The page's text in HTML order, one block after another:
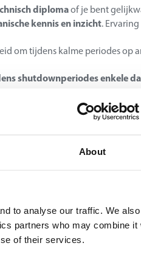
About
to analyse our traffic. We
partners who may combine it
of their services.
diplomaof je bent
kennis en inzicht.
om tijdens kalme periodes op
shutdownperiodes enkele
of je bent
, dit zowel mondeling
jij dé ideale kandidaat waar
in België, Nederland en Zuid-
onderhoud. Hun doel
dienstverlening te bieden